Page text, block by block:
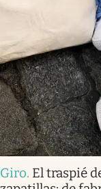
Giro. El traspié